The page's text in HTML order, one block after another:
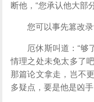
断他，“您承认他大部
您可以事先篡改录
厄休斯叫道：“够了
情理之处未免太多了
那篇论文拿走，岂不
多疑点，要是他是凶